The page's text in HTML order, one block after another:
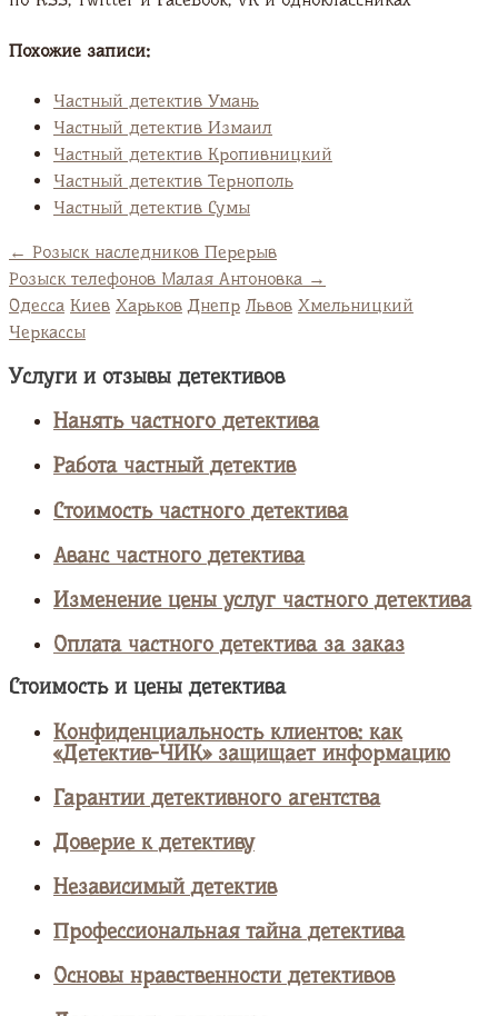
Похожие записи:
Частный детектив Умань
Частный детектив Измаил
Частный детектив Кропивницкий
Частный детектив Тернополь
Частный детектив Сумы
← Розыск наследников Перерыв
Розыск телефонов Малая Антоновка →
Одесса Киев Харьков Днепр Львов Хмельницкий
Черкассы
Услуги и отзывы детективов
Нанять частного детектива
Работа частный детектив
Стоимость частного детектива
Аванс частного детектива
Изменение цены услуг частного детектива
Оплата частного детектива за заказ
Стоимость и цены детектива
Конфиденциальность клиентов: как
«Детектив-ЧИК» защищает информацию
Гарантии детективного агентства
Доверие к детективу
Независимый детектив
Профессиональная тайна детектива
Основы нравственности детективов